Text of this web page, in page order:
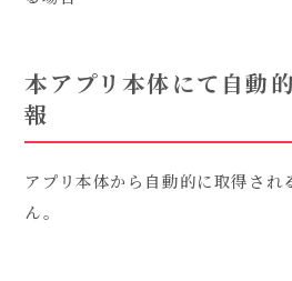
本アプリ本体にて自動
報
アプリ本体から自動的に取得され
ん。